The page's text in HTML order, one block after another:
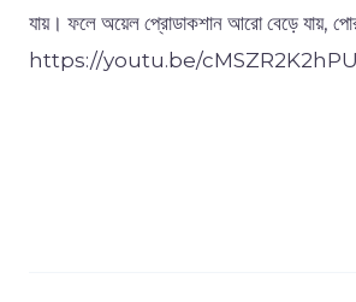
যায়। ফলে অয়েল প্রোডাকশান আরো বেড়ে যায়,
https://youtu.be/cMSZR2K2hPU